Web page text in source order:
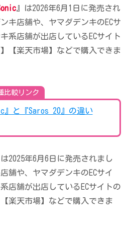
』は2026年6月1日に発売され
キ店舗や、ヤマダデンキのECサ
系店舗が出店しているECサイト
【楽天市場】などで購入できま
較リンク
』と『Saros 20』の違い
は2025年6月6日に発売されまし
舗や、ヤマダデンキのECサイ
店舗が出店しているECサイトの
楽天市場】などで購入できま